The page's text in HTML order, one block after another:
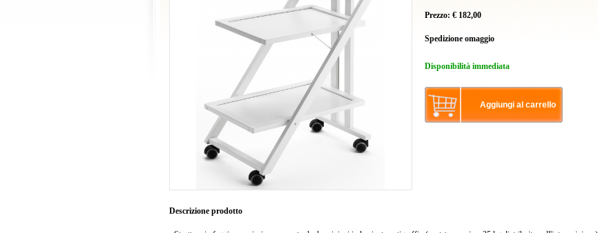
Prezzo: € 182,00
Spedizione omaggio
Disponibilità immediata
Aggiungi al carrello
Descrizione prodotto